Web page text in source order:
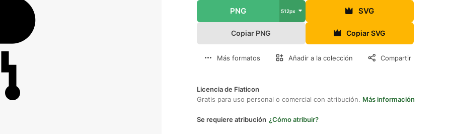
PNG 512px SVG
Copiar PNG Copiar SVG
Más formatos Añadir a la colección Compartir
Licencia de Flaticon
Gratis para uso personal o comercial con atribución. Más información
Se requiere atribución ¿Cómo atribuir?